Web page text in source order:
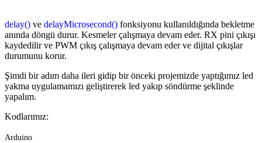
delay() ve delayMicrosecond() fonksiyonu kullanıldığında bekletme
anında döngü durur. Kesmeler çalışmaya devam eder. RX pini çıkışı
kaydedilir ve PWM çıkış çalışmaya devam eder ve dijital çıkışlar
durumunu korur.
Şimdi bir adım daha ileri gidip bir önceki projemizde yaptığımız led
yakma uygulamamızı geliştirerek led yakıp söndürme şeklinde
yapalım.
Kodlarımız:
Arduino